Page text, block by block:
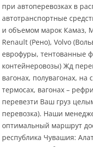
при автоперевозках в
автотранспортные
и объемом марок Камаз,
Renault (Рено), Volvo
еврофуры, тентованные
контейнеровозы) Жд
вагонах, полувагонах,
термосах, вагонах –
перевезти Ваш груз
перевозка). Наши
оптимальный маршрут
республика Чувашия: